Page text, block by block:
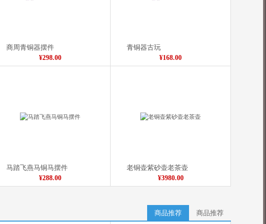
商周青铜器摆件
¥298.00
青铜器古玩
¥168.00
马踏飞燕马铜马摆件
¥288.00
老铜壶紫砂壶老茶壶
¥3980.00
商品推荐 商品推荐